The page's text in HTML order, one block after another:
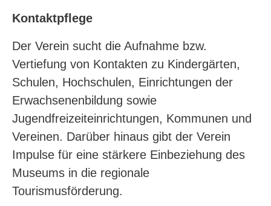
Kontaktpflege
Der Verein sucht die Aufnahme bzw.
Vertiefung von Kontakten zu Kindergärten,
Schulen, Hochschulen, Einrichtungen der
Erwachsenenbildung sowie
Jugendfreizeiteinrichtungen, Kommunen und
Vereinen. Darüber hinaus gibt der Verein
Impulse für eine stärkere Einbeziehung des
Museums in die regionale
Tourismusförderung.